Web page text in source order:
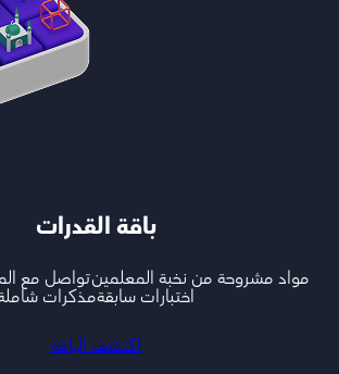
باقة القدرات
مواد مشروحة من نخبة المعلمينتواصل مع
اختبارات سابقةمذكرات
اكتشف الباقة